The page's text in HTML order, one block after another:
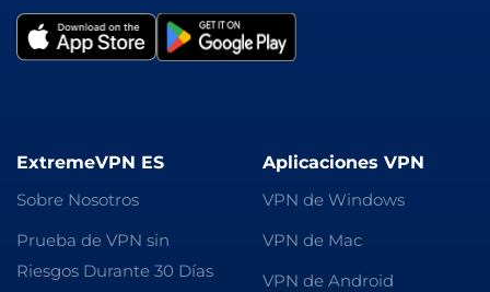
ExtremeVPN ES
Sobre Nosotros
Prueba de VPN sin
Riesgos Durante 30 Días
Aplicaciones VPN
VPN de Windows
VPN de Mac
VPN de Android